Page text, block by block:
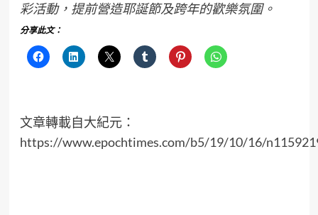
彩活動，提前營造耶誕節及跨年的歡樂氛圍。
分享此文：
文章轉載自大紀元：
https://www.epochtimes.com/b5/19/10/16/